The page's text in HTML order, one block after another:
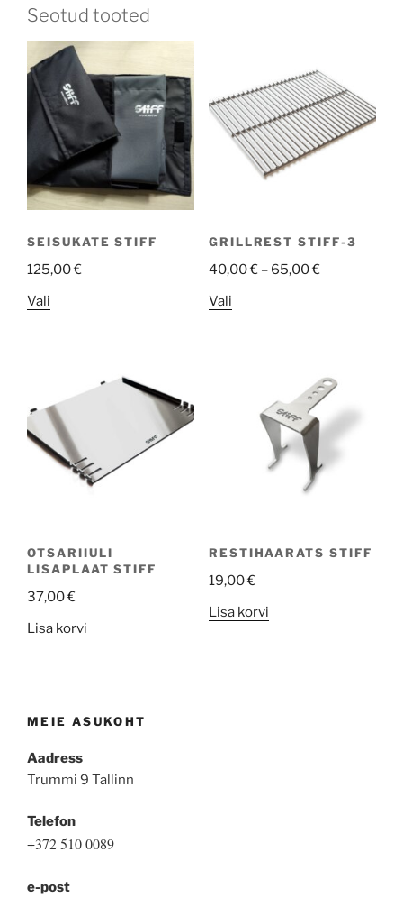
Seotud tooted
SEISUKATE STIFF
125,00€
Vali
variants.
The
options
may
be
product
GRILLREST STIFF-3
40,00€– 65,00€
ValiThis
options
product
page
OTSARIIULI
LISAPLAAT STIFF
37,00€
Lisa korvi
RESTIHAARATS STIFF
19,00€
Lisa korvi
MEIE ASUKOHT
Aadress
Trummi 9 Tallinn
Telefon
+372 510 0089
e-post